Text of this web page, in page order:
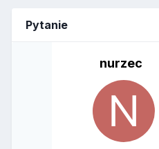
Pytanie
nurzec